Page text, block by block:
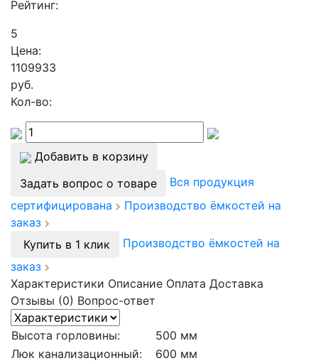
Рейтинг:
5
Цена:
1109933
руб.
Кол-во:
Добавить в корзину
Задать вопрос о товаре
Вся продукция
сертифицирована
Производство ёмкостей на
заказ
Купить в 1 клик
Производство ёмкостей на
заказ
Характеристики Описание Оплата Доставка
Отзывы (0) Вопрос-ответ
Высота горловины:
500 мм
Люк канализационный:
600 мм